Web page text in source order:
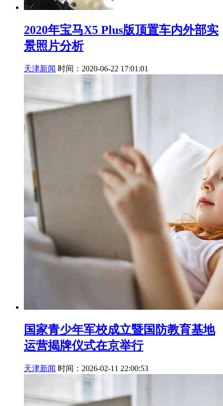
2020年宝马X5 Plus版顶置车内外部实
景照片分析
天津新闻 时间：2020-06-22 17:01:01
国家青少年军校成立暨国防教育基地
运营揭牌仪式在京举行
天津新闻 时间：2026-02-11 22:00:53